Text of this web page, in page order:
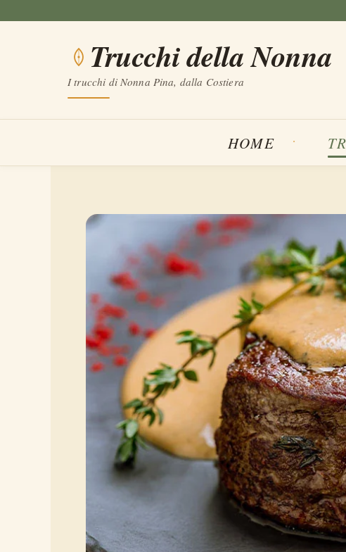
contenuto
Trucchi della Nonna
I trucchi di Nonna Pina, dalla Costiera
HOME